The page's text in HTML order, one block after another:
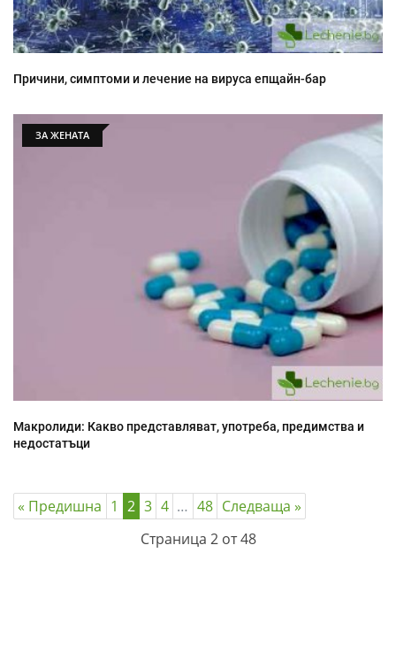
Причини, симптоми и лечение на вируса епщайн-бар
ЗА ЖЕНАТА
Макролиди: Какво представляват, употреба, предимства и
недостатъци
« Предишна 1 2 3 4 … 48 Следваща »
Страница 2 от 48